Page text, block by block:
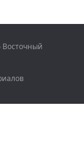
Восточный